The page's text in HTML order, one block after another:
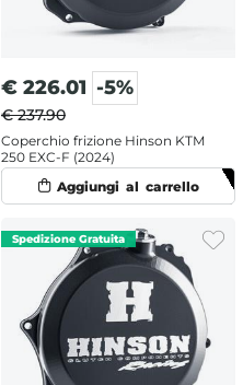
€ 226.01 -5%
€ 237.90
Coperchio frizione Hinson KTM
250 EXC-F (2024)